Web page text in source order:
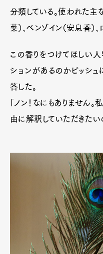
分類している。使われた主
菜）、ベンゾイン（安息香）、
この香りをつけてほしい
ションがあるのかビッシ
答した。
「ノン！なにもありません
由に解釈していただきたい